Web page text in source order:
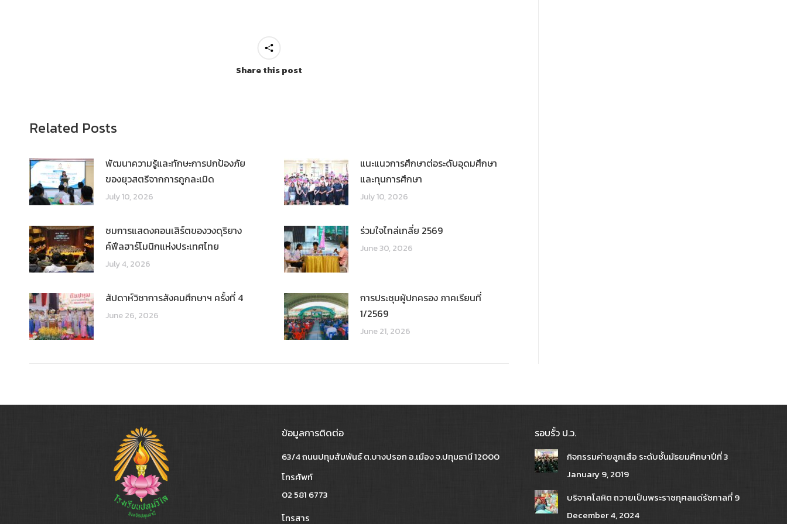
Share this post
Related Posts
พัฒนาความรู้และทักษะการปกป้องภัย
ของยุวสตรีจากการถูกละเมิด
July 10, 2026
แนะแนวการศึกษาต่อระดับอุดมศึกษา
และทุนการศึกษา
July 10, 2026
ชมการแสดงคอนเสิร์ตของวงดุริยาง
ค์ฟีลฮาร์โมนิกแห่งประเทศไทย
July 4, 2026
ร่วมใจไกล่เกลี่ย 2569
June 30, 2026
สัปดาห์วิชาการสังคมศึกษาฯ ครั้งที่ 4
June 26, 2026
การประชุมผู้ปกครอง ภาคเรียนที่
1/2569
June 21, 2026
ข้อมูลการติดต่อ
63/4 ถนนปทุมสัมพันธ์ ต.บางปรอก อ.เมือง จ.ปทุมธานี 12000
โทรศัพท์
02 581 6773
โทรสาร
รอบรั้ว ป.ว.
กิจกรรมค่ายลูกเสือ ระดับชั้นมัธยมศึกษาปีที่ 3
January 9, 2019
บริจาคโลหิต ถวายเป็นพระราชกุศลแด่รัชกาลที่ 9
December 4, 2024